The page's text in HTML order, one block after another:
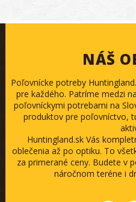
NÁŠ
Poľovnícke potreby
pre každého. Patríme medzi
poľovníckymi potrebami na
produktov pre poľovníctvo,
Huntingland.sk Vás
oblečenia až po optiku. To
za primerané ceny. Budete v
náročnom teréne i